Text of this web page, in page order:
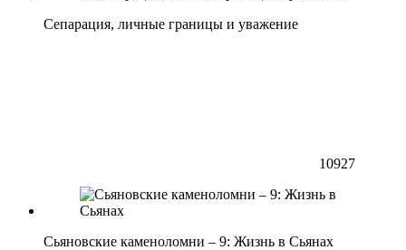
Сепарация, личные границы и уважение
10927
Сьяновские каменоломни – 9: Жизнь в Сьянах